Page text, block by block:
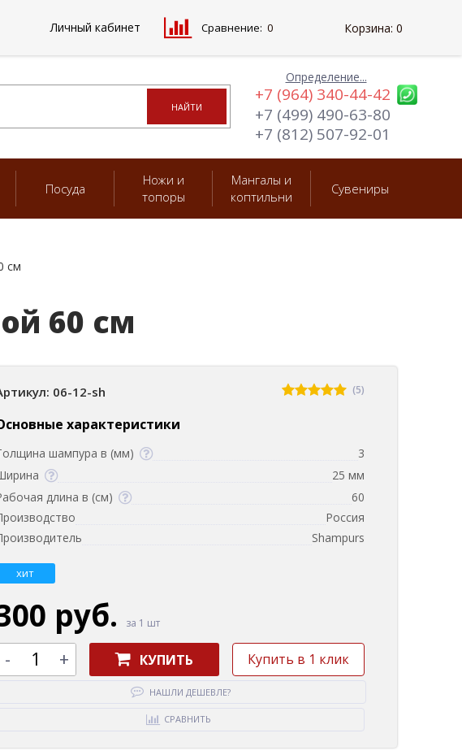
Определение...
+7 (964) 340-44-42
+7 (499) 490-63-80
+7 (812) 507-92-01
Посуда
Ножи и
топоры
Мангалы и
коптильни
Сувениры
см
60 см
06-12-sh (5)
характеристики
шампура в (мм)
3
25 мм
длина в (см)
60
Россия
Shampurs
хит
руб. за 1 шт
- + КУПИТЬ Купить в 1 клик
НАШЛИ ДЕШЕВЛЕ?
СРАВНИТЬ
Личный кабинет Сравнение: 0 Корзина: 0